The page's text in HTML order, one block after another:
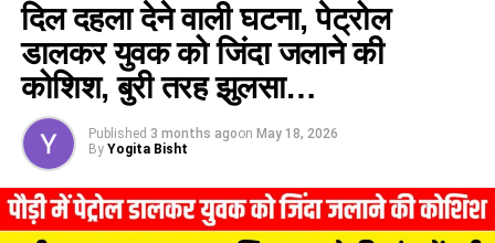
दिल दहला देने वाली घटना, पेट्रोल
डालकर युवक को जिंदा जलाने की
कोशिश, बुरी तरह झुलसा…
Published 3 months agoon May 18, 2026
By Yogita Bisht